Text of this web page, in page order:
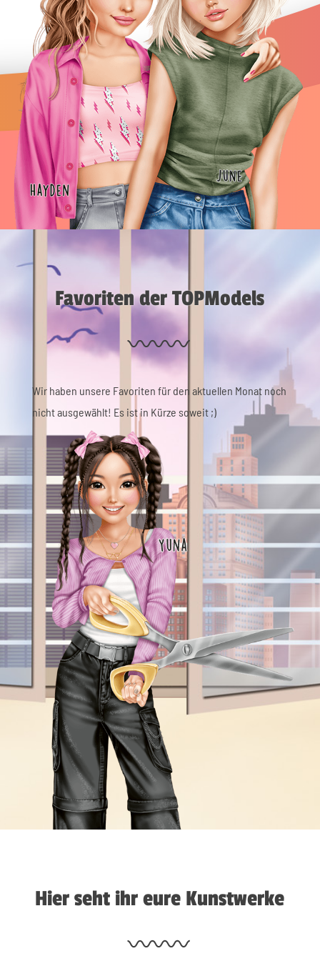
Favoriten der TOPModels
Wir haben unsere Favoriten für den aktuellen Monat noch
nicht ausgewählt! Es ist in Kürze soweit ;)
Hier seht ihr eure Kunstwerke